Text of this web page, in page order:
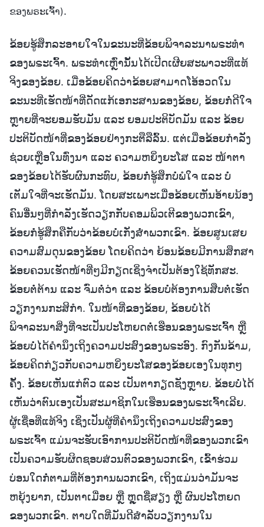
ຂອງພຣະເຈົ້າ).
ຂ້ອຍຮູ້ສຶກລະອາຍໃຈໃນຂະນະທີ່ຂ້ອຍພິຈາລະນາພຣະທຳ
ຂອງພຣະເຈົ້າ. ພຣະທຳເຫຼົ່ານັ້ນໄດ້ເປີດເຜີຍສະພາວະທີ່ແທ້
ຈິງຂອງຂ້ອຍ. ເມື່ອຂ້ອຍຄິດວ່າຂ້ອຍສາມາດໂອ້ອວດໃນ
ຂະນະທີ່ເຮັດໜ້າທີ່ດັດແກ້ເອກະສານຂອງຂ້ອຍ, ຂ້ອຍກໍ່ດີໃຈ
ຫຼາຍທີ່ຈະຍອມຮັບມັນ ແລະ ຍອມປະຕິບັດມັນ ແລະ ຂ້ອຍ
ປະຕິບັດໜ້າທີ່ຂອງຂ້ອຍຢ່າງກະຕືລືລົ້ນ. ແຕ່ເມື່ອຂ້ອຍກຳລັງ
ຊ່ວຍເຫຼືອໃນທົ່ງນາ ແລະ ຄວາມຫຍິ່ງຍະໂສ ແລະ ໜ້າຕາ
ຂອງຂ້ອຍໄດ້ຮັບຜົນກະທົບ, ຂ້ອຍກໍ່ຮູ້ສຶກບໍ່ພໍໃຈ ແລະ ບໍ່
ເຕັມໃຈທີ່ຈະເຮັດມັນ. ໂດຍສະເພາະເມື່ອຂ້ອຍເຫັນອ້າຍນ້ອງ
ຄົນອື່ນໆທີ່ກຳລັງເຮັດວຽກກັບຄອມພິວເຕີຂອງພວກເຂົາ,
ຂ້ອຍກໍ່ຮູ້ສຶກຄືກັບວ່າຂ້ອຍບໍ່ເກັ່ງສໍ່າພວກເຂົາ. ຂ້ອຍສູນເສຍ
ຄວາມສົມດຸນຂອງຂ້ອຍ ໂດຍຄິດວ່າ ຍ້ອນຂ້ອຍມີການສຶກສາ
ຂ້ອຍຄວນເຮັດໜ້າທີ່ໆມີກຽດເຊິ່ງຈຳເປັນຕ້ອງໃຊ້ທັກສະ.
ຂ້ອຍຕໍ່ຕ້ານ ແລະ ຈົ່ມຕໍ່ວ່າ ແລະ ຂ້ອຍບໍ່ຕ້ອງການສືບຕໍ່ເຮັດ
ວຽກງານກະສິກຳ. ໃນໜ້າທີ່ຂອງຂ້ອຍ, ຂ້ອຍບໍ່ໄດ້
ພິຈາລະນາສິ່ງທີ່ຈະເປັນປະໂຫຍດຕໍ່ເຮືອນຂອງພຣະເຈົ້າ ຫຼື
ຂ້ອຍບໍ່ໄດ້ຄຳນຶງເຖິງຄວາມປະສົງຂອງພຣະອົງ. ກົງກັນຂ້າມ,
ຂ້ອຍຄິດກ່ຽວກັບຄວາມຫຍິ່ງຍະໂສຂອງຂ້ອຍເອງໃນທຸກໆ
ຄັ້ງ. ຂ້ອຍເຫັນແກ່ຕົວ ແລະ ເປັນຕາກຽດຊັງຫຼາຍ. ຂ້ອຍບໍ່ໄດ້
ເຫັນວ່າຕົນເອງເປັນສະມາຊິກໃນເຮືອນຂອງພຣະເຈົ້າເລີຍ.
ຜູ້ເຊື່ອທີ່ແທ້ຈິງ ເຊິ່ງເປັນຜູ້ທີ່ຄຳນຶງເຖິງຄວາມປະສົງຂອງ
ພຣະເຈົ້າ ແມ່ນຈະຮັບເອົາການປະຕິບັດໜ້າທີ່ຂອງພວກເຂົາ
ເປັນຄວາມຮັບຜິດຊອບສ່ວນຕົວຂອງພວກເຂົາ, ເຂົ້າຮ່ວມ
ບ່ອນໃດກໍ່ຕາມທີ່ຕ້ອງການພວກເຂົາ, ເຖິງແມ່ນວ່າມັນຈະ
ຫຍຸ້ງຍາກ, ເປັນຕາເມື່ອຍ ຫຼື ຫຼຸດຊື່ສຽງ ຫຼື ຜົນປະໂຫຍດ
ຂອງພວກເຂົາ. ຕາບໃດທີ່ມັນດີສໍາລັບວຽກງານໃນ